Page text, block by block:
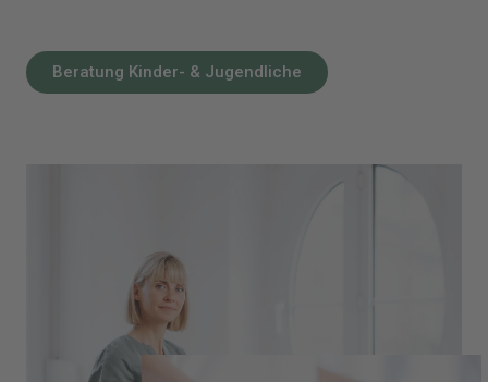
Beratung Kinder- & Jugendliche